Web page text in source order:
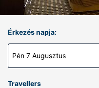
Érkezés napja:
Pén 7 Augusztus
Travellers